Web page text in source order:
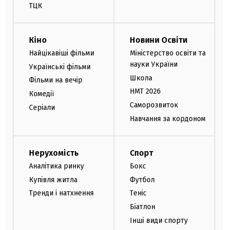
ТЦК
Кіно
Найцікавіші фільми
Українські фільми
Фільми на вечір
Комедії
Серіали
Новини Освіти
Міністерство освіти та
науки України
Школа
НМТ 2026
Саморозвиток
Навчання за кордоном
Нерухомість
Аналітика ринку
Купівля житла
Тренди і натхнення
Спорт
Бокс
Футбол
Теніс
Біатлон
Інші види спорту